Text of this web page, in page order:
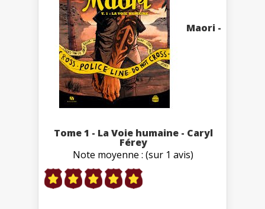
Maori -
Tome 1 - La Voie humaine - Caryl
Férey
Note moyenne : (sur 1 avis)